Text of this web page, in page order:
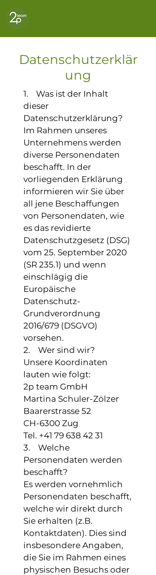
Datenschutzerklär
ung
1. Was ist der Inhalt
dieser
Datenschutzerklärung?
Im Rahmen unseres
Unternehmens werden
diverse Personendaten
beschafft. In der
vorliegenden Erklärung
informieren wir Sie über
all jene Beschaffungen
von Personendaten, wie
es das revidierte
Datenschutzgesetz (DSG)
vom 25. September 2020
(SR 235.1) und wenn
einschlägig die
Europäische
Datenschutz-
Grundverordnung
2016/679 (DSGVO)
vorsehen.
2. Wer sind wir?
Unsere Koordinaten
lauten wie folgt:
2p team GmbH
Martina Schuler-Zölzer
Baarerstrasse 52
CH-6300 Zug
Tel. +41 79 638 42 31
3. Welche
Personendaten werden
beschafft?
Es werden vornehmlich
Personendaten beschafft,
welche wir direkt durch
Sie erhalten (z.B.
Kontaktdaten). Dies sind
insbesondere Angaben,
die Sie im Rahmen eines
physischen Besuchs oder